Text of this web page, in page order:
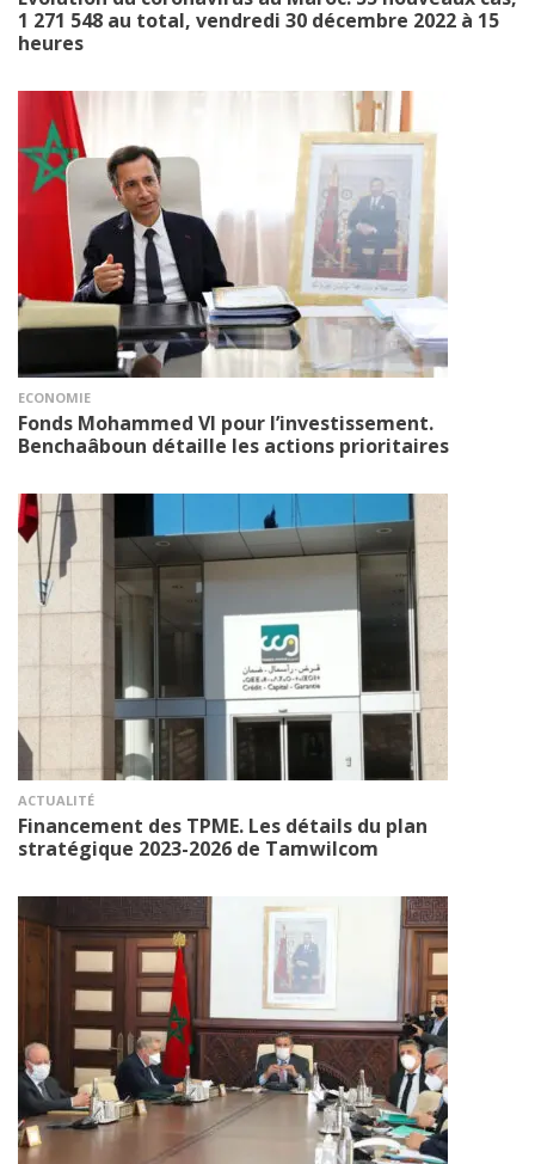
1 271 548 au total, vendredi 30 décembre 2022 à 15
heures
ECONOMIE
Fonds Mohammed VI pour l’investissement.
Benchaâboun détaille les actions prioritaires
ACTUALITÉ
Financement des TPME. Les détails du plan
stratégique 2023-2026 de Tamwilcom